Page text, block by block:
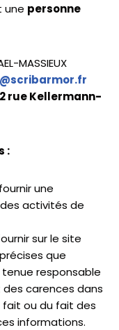
une personne
MASSIEUX
2 rue Kellermann-
:
une
activités de
sur le site
que
responsable
carences dans
fait ou du fait des
informations.